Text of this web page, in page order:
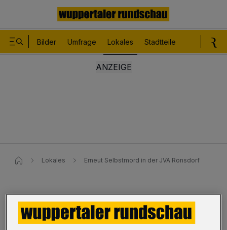
Bilder Umfrage Lokales Stadtteile
Lokales Erneut Selbstmord in der JVA Ronsdorf
Erneut Selbstmord in der JVA
Ronsdorf